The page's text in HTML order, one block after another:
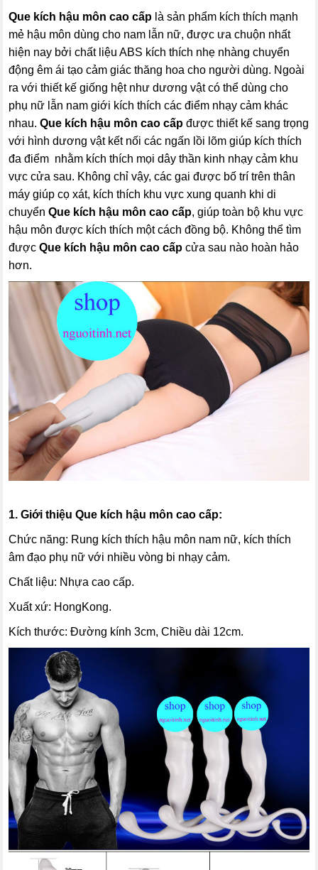
Que kích hậu môn cao cấp là sản phẩm kích thích mạnh
mẻ hậu môn dùng cho nam lẫn nữ, được ưa chuộn nhất
hiện nay bởi chất liệu ABS kích thích nhẹ nhàng chuyển
động êm ái tạo cảm giác thăng hoa cho người dùng. Ngoài
ra với thiết kế giống hệt như dương vật có thể dùng cho
phụ nữ lẫn nam giới kích thích các điểm nhạy cảm khác
nhau.Que kích hậu môn cao cấp được thiết kế sang trọng
với hình dương vật kết nối các ngấn lồi lõm giúp kích thích
đa điểm nhằm kích thích mọi dây thần kinh nhạy cảm khu
vực cửa sau. Không chỉ vậy, các gai được bố trí trên thân
máy giúp cọ xát, kích thích khu vực xung quanh khi di
chuyểnQue kích hậu môn cao cấp, giúp toàn bộ khu vực
hậu môn được kích thích một cách đồng bộ. Không thể tìm
đượcQue kích hậu môn cao cấp cửa sau nào hoàn hảo
hơn.
1. Giới thiệuQue kích hậu môn cao cấp:
Chức năng: Rung kích thích hậu môn nam nữ, kích thích
âm đạo phụ nữ với nhiều vòng bi nhạy cảm.
Chất liệu: Nhựa cao cấp.
Xuất xứ: HongKong.
Kích thước: Đường kính 3cm, Chiều dài 12cm.